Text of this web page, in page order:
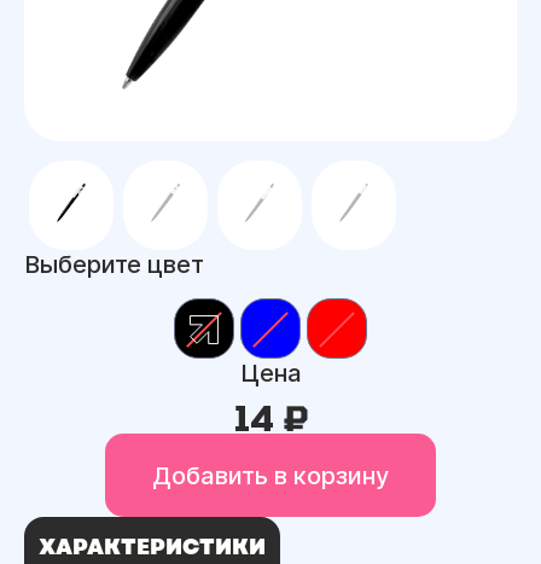
Выберите цвет
Цена
14 ₽
Добавить в корзину
ХАРАКТЕРИСТИКИ